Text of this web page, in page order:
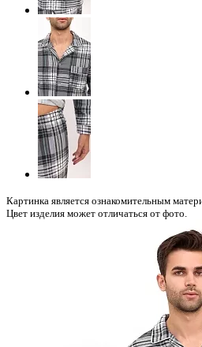
Картинка является ознакомительным
Цвет изделия может отличаться от фото.